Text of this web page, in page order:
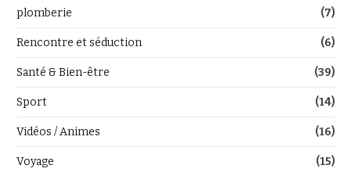
plomberie (7)
Rencontre et séduction (6)
Santé & Bien-être (39)
Sport (14)
Vidéos / Animes (16)
Voyage (15)